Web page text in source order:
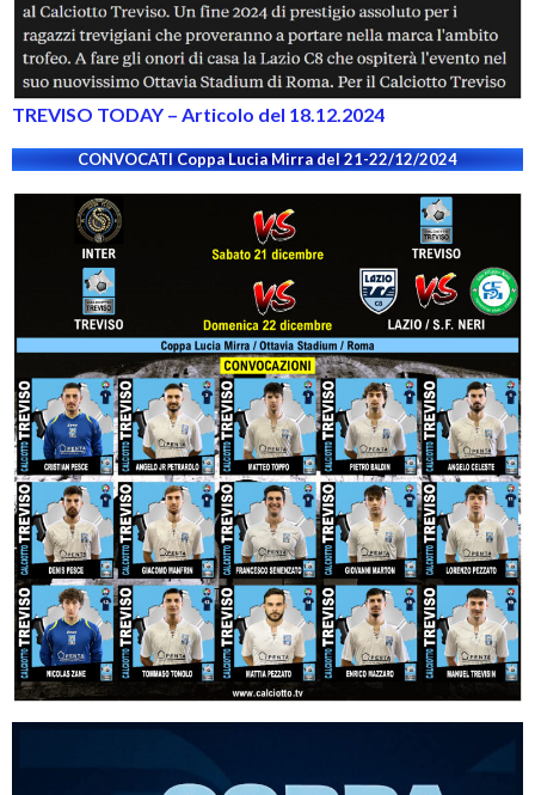
TREVISO TODAY – Articolo del 18.12.2024
CONVOCATI Coppa Lucia Mirra del 21-22/12/2024